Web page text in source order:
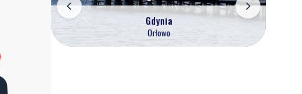
Gdynia
Orłowo